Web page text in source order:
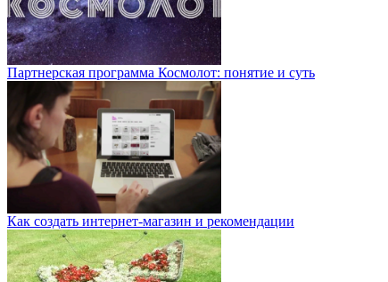
Партнерская программа Космолот: понятие и суть
Как создать интернет-магазин и рекомендации